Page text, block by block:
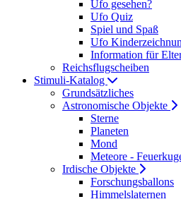
Ufo gesehen?
Ufo Quiz
Spiel und Spaß
Ufo
Information für
Reichsflugscheiben
Stimuli-Katalog
Grundsätzliches
Astronomische Objekte
Sterne
Planeten
Mond
Meteore -
Irdische Objekte
Forschungsballons
Himmelslaternen